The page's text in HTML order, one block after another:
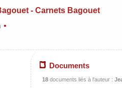
- Carnets Bagouet
•
Documents
18 documents liés à l'auteur :